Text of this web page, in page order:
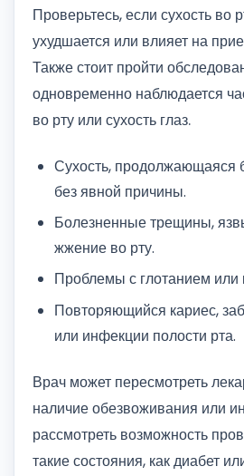
Проверьтесь, если сухость во
ухудшается или влияет на
Также стоит пройти
одновременно наблюдается
во рту или сухость глаз.
Сухость, продолжающаяся
без явной причины.
Болезненные трещины,
жжение во рту.
Проблемы с глотанием
Повторяющийся кариес,
или инфекции полости рта.
Врач может пересмотреть
наличие обезвоживания или
рассмотреть возможность
такие состояния, как диабет